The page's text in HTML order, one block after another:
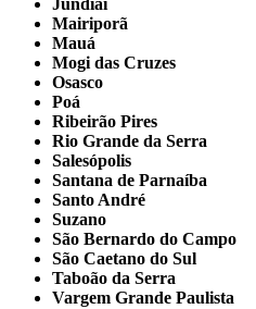
Jundiaí
Mairiporã
Mauá
Mogi das Cruzes
Osasco
Poá
Ribeirão Pires
Rio Grande da Serra
Salesópolis
Santana de Parnaíba
Santo André
Suzano
São Bernardo do Campo
São Caetano do Sul
Taboão da Serra
Vargem Grande Paulista